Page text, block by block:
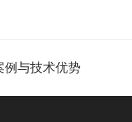
例与技术优势